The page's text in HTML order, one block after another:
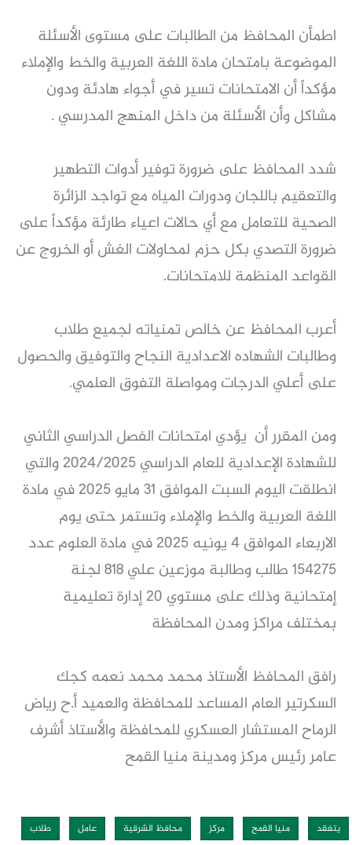
اطمأن المحافظ من الطالبات على مستوى الأسئلة
الموضوعة بامتحان مادة اللغة العربية والخط والإملاء
مؤكداً أن الامتحانات تسير في أجواء هادئة ودون
مشاكل وأن الأسئلة من داخل المنهج المدرسي .
شدد المحافظ على ضرورة توفير أدوات التطهير
والتعقيم باللجان ودورات المياه مع تواجد الزائرة
الصحية للتعامل مع أي حالات اعياء طارئة مؤكداً على
ضرورة التصدي بكل حزم لمحاولات الغش أو الخروج عن
القواعد المنظمة للامتحانات.
أعرب المحافظ عن خالص تمنياته لجميع طلاب
وطالبات الشهاده الاعدادية النجاح والتوفيق والحصول
على أعلي الدرجات ومواصلة التفوق العلمي.
ومن المقرر أن يؤدي امتحانات الفصل الدراسي الثاني
للشهادة الإعدادية للعام الدراسي 2024/2025 والتي
انطلقت اليوم السبت الموافق 31 مايو 2025 في مادة
اللغة العربية والخط والإملاء وتستمر حتى يوم
الاربعاء الموافق 4 يونيه 2025 في مادة العلوم عدد
154275 طالب وطالبة موزعين علي 818 لجنة
إمتحانية وذلك على مستوي 20 إدارة تعليمية
بمختلف مراكز ومدن المحافظة
رافق المحافظ الأستاذ محمد محمد نعمه كجك
السكرتير العام المساعد للمحافظة والعميد أ.ح رياض
الرماح المستشار العسكري للمحافظة والأستاذ أشرف
عامر رئيس مركز ومدينة منيا القمح
يتفقد منيا القمح مركز محافظ الشرقية عامل طلاب